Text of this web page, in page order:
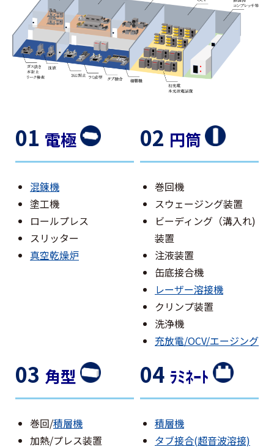
01 電極
混錬機
塗工機
ロールプレス
スリッター
真空乾燥炉
02 円筒
巻回機
スウェージング装置
ビーディング（溝入れ)
装置
注液装置
缶底接合機
レーザー溶接機
クリンプ装置
洗浄機
充放電/OCV/エージング
03 角型
巻回/積層機
加熱/プレス装置
04 ﾗﾐﾈｰﾄ
積層機
タブ接合(超音波溶接)